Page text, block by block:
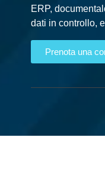
ERP,
dati in controllo,
Prenota una